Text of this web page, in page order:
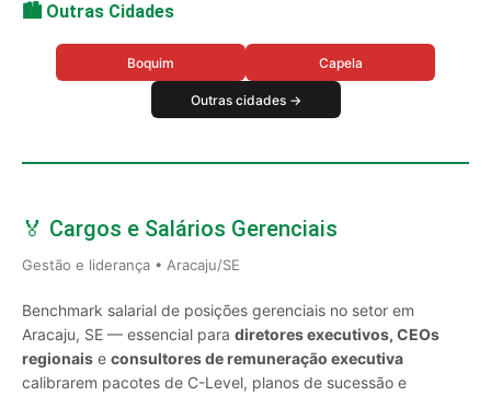
🏙️ Outras Cidades
Boquim Capela
Outras cidades →
🏅 Cargos e Salários Gerenciais
Gestão e liderança • Aracaju/SE
Benchmark salarial de posições gerenciais no setor em
Aracaju, SE — essencial para diretores executivos, CEOs
regionais e consultores de remuneração executiva
calibrarem pacotes de C-Level, planos de sucessão e